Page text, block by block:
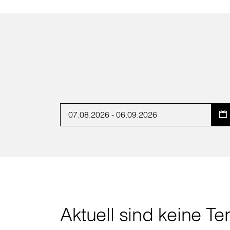
Aktuell sind keine